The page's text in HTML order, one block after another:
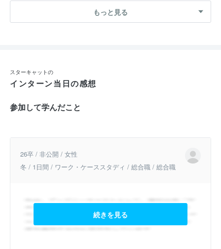
もっと見る
スターキャットの
インターン当日の感想
参加して学んだこと
26卒 / 非公開 / 女性
冬 / 1日間 / ワーク・ケーススタディ / 総合職 / 総合職
続きを見る